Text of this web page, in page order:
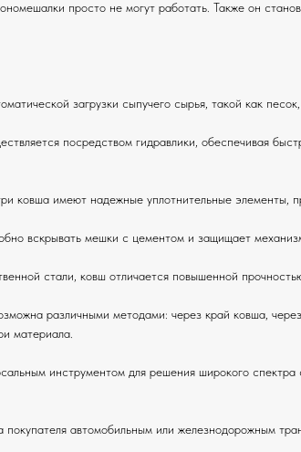
просто не могут работать. Также он
загрузки сыпучего сырья, такой как
посредством гидравлики, обеспечивая
ковша имеют надежные уплотнительные элементы,
вскрывать мешки с цементом и защищает
стали, ковш отличается повышенной
различными методами: через край ковша,
материала.
инструментом для решения широкого
автомобильным или железнодорожным